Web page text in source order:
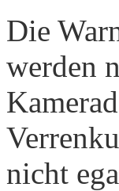
Die
werden
nicht